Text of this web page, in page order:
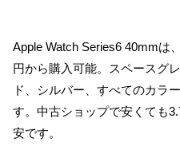
Apple Watch Series6 40mmは
円から購入可能。スペースグ
ド、シルバー、すべてのカラ
す。中古ショップで安くても
安です。